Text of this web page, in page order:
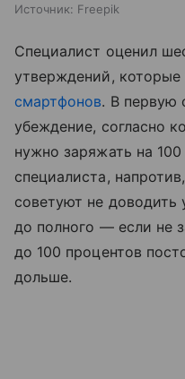
Источник: Freepik
Специалист оценил
утверждений, которые
смартфонов. В первую
убеждение, согласно
нужно заряжать на
специалиста,
советуют не доводить
до полного — если не
до 100 процентов
дольше.